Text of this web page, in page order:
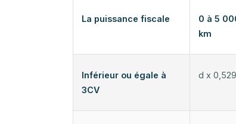
La puissance fiscale
0 à 5
km
Inférieur ou égale à
3CV
d x 0,529